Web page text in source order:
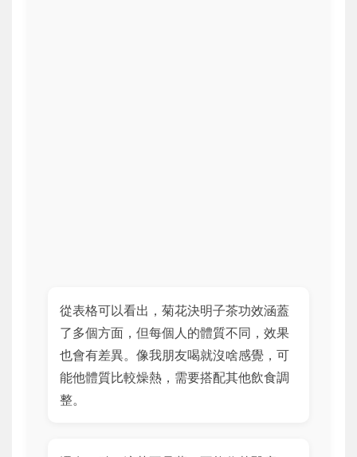
從表格可以看出，菊花決明子茶功效涵蓋
了多個方面，但每個人的體質不同，效果
也會有差異。像我朋友喝就沒啥感覺，可
能他體質比較燥熱，需要搭配其他飲食調
整。